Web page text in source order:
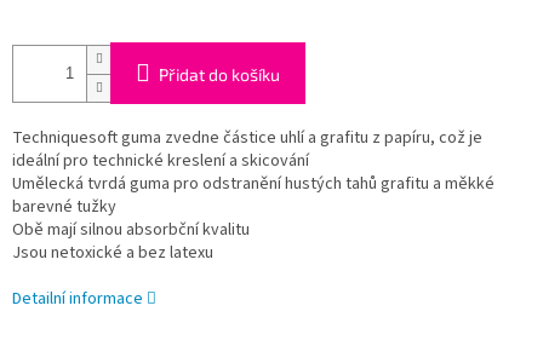
Přidat do košíku
Techniquesoft guma zvedne částice uhlí a grafitu z papíru, což je
ideální pro technické kreslení a skicování
Umělecká tvrdá guma pro odstranění hustých tahů grafitu a měkké
barevné tužky
Obě mají silnou absorbční kvalitu
Jsou netoxické a bez latexu
Detailní informace